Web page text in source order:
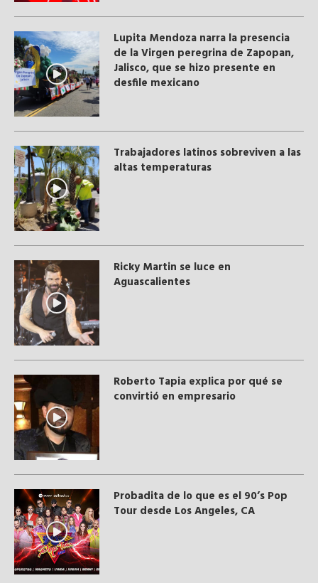
Lupita Mendoza narra la presencia
de la Virgen peregrina de Zapopan,
Jalisco, que se hizo presente en
desfile mexicano
Trabajadores latinos sobreviven a las
altas temperaturas
Ricky Martin se luce en
Aguascalientes
Roberto Tapia explica por qué se
convirtió en empresario
Probadita de lo que es el 90’s Pop
Tour desde Los Angeles, CA